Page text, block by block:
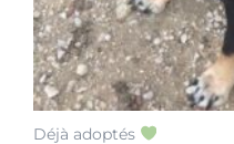
Déjà adoptés